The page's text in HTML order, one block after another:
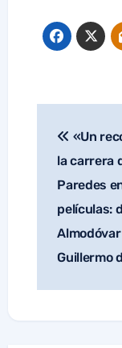
de
«Un
la carrera
Paredes
películas:
Guillermo